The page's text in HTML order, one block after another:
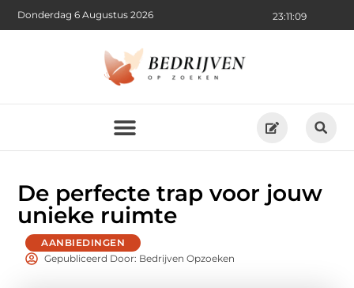
23:11:10
Donderdag 6 Augustus 2026
De perfecte trap voor jouw
unieke ruimte
AANBIEDINGEN
Gepubliceerd Door: Bedrijven Opzoeken